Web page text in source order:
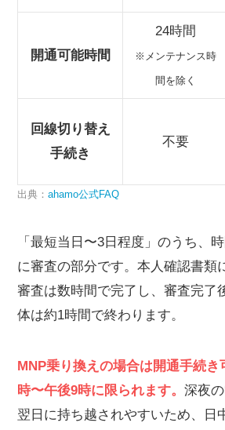
開通可能時間
24時間
※メンテナンス時
間を除く
回線切り替え
手続き
不要
出典： ahamo公式FAQ
「最短当日〜3日程度」のうち、
に審査の部分です。本人確認書類
審査は数時間で完了し、審査完了
体は約1時間で終わります。
MNP乗り換えの場合は開通手続き
時〜午後9時に限られます。 深夜
翌日に持ち越されやすいため、日